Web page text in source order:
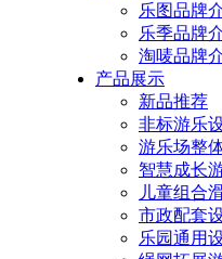
乐图品牌
乐季品牌
淘唛品牌
产品展示
新品推荐
非标游乐
游乐场整
智慧成长
儿童组合
市政配套
乐园通用